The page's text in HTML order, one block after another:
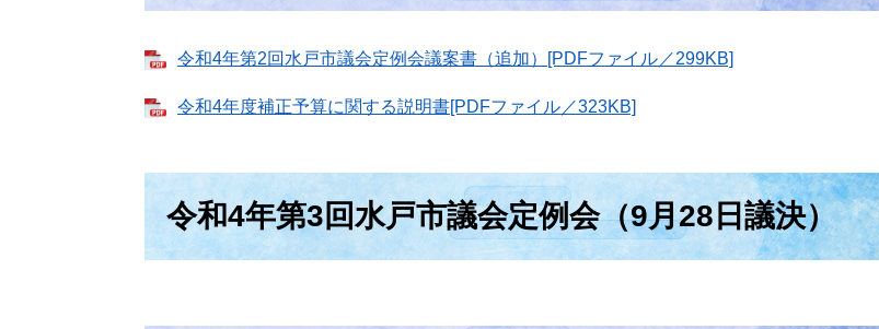
令和4年第2回水戸市議会定例会議案書（追加）[PDFファイル／299KB]
令和4年度補正予算に関する説明書[PDFファイル／323KB]
令和4年第3回水戸市議会定例会（9月28日議決）